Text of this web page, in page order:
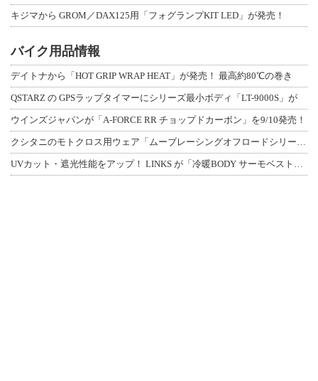
キジマから GROM／DAX125用「フォグランプKIT LED」が発売！
バイク用品情報
デイトナから「HOT GRIP WRAP HEAT」が発売！ 最高約80℃の巻き
QSTARZ の GPSラップタイマーにシリーズ最小ボディ「LT-9000S」が
ウインズジャパンが「A-FORCE RR チョップドカーボン」を9/10発売！
クシタニのモトクロス用ウェア「ムーブレーシングオフロードシリーズ」3アイテムが登
UVカット・遮光性能をアップ！ LINKS が「冷暖BODY サーモベスト」改良